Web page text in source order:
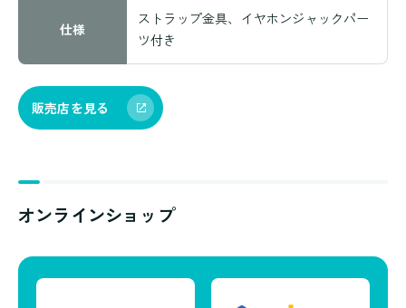
仕様
ストラップ金具、イヤホンジャックパー
ツ付き
販売店を見る
オンラインショップ